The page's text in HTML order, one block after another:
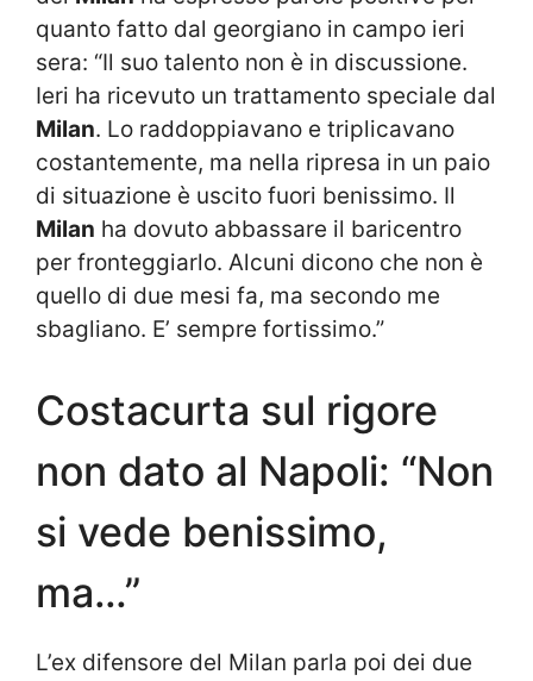
quanto fatto dal georgiano in campo ieri
sera: “Il suo talento non è in discussione.
Ieri ha ricevuto un trattamento speciale dal
Milan. Lo raddoppiavano e triplicavano
costantemente, ma nella ripresa in un paio
di situazione è uscito fuori benissimo. Il
Milan ha dovuto abbassare il baricentro
per fronteggiarlo. Alcuni dicono che non è
quello di due mesi fa, ma secondo me
sbagliano. E’ sempre fortissimo.”
Costacurta sul rigore
non dato al Napoli: “Non
si vede benissimo,
ma…”
L’ex difensore del Milan parla poi dei due